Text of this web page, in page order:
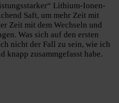
Lithium-Ionen-
Saft, um mehr Zeit mit
Zeit mit dem Wechseln und
Was sich auf den ersten
nicht der Fall zu sein, wie ich
knapp zusammgefasst habe.